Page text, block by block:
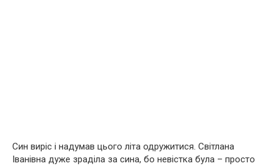
Син виріс і надумав цього літа одружитися. Світлана
Іванівна дуже зраділа за сина, бо невістка була – просто